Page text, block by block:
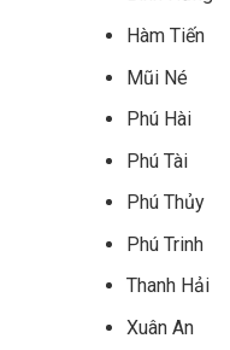
Hàm Tiến
Mũi Né
Phú Hài
Phú Tài
Phú Thủy
Phú Trinh
Thanh Hải
Xuân An